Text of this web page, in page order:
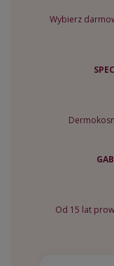
Wybierz
Od 15 lat